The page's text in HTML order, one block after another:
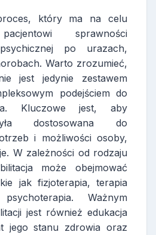
który ma na celu
sprawności
po urazach,
Warto zrozumieć,
jest jedynie zestawem
podejściem do
Kluczowe jest, aby
dostosowana do
i możliwości osoby,
W zależności od rodzaju
może obejmować
jak fizjoterapia, terapia
Ważnym
jest również edukacja
jego stanu zdrowia oraz